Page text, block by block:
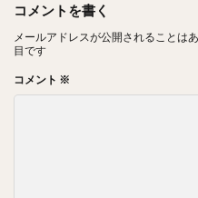
コメントを書く
メールアドレスが公開されることはあ
目です
コメント ※